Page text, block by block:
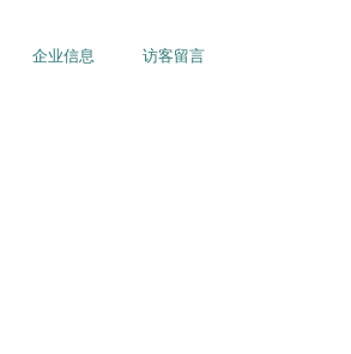
企业信息 访客留言